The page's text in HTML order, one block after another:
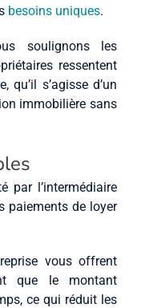
besoins uniques.
soulignons les
ressentent
qu’il s’agisse d’un
immobilière sans
par l’intermédiaire
paiements de loyer
vous offrent
que le montant
ce qui réduit les